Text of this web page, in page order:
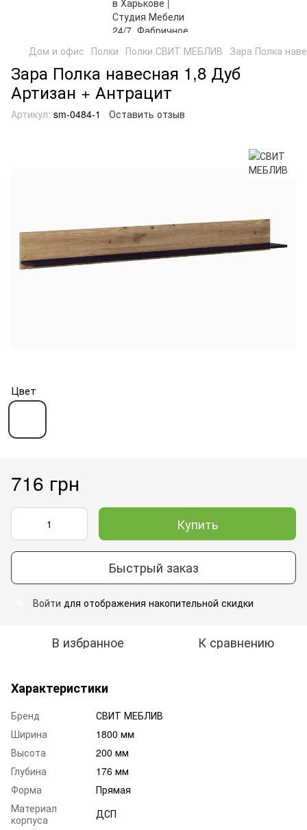
Дом и офис Полки Полки СВИТ МЕБЛИВ Зара Полка
Зара Полка навесная 1,8 Дуб
Артизан + Антрацит
Артикул: sm-0484-1 Оставить отзыв
Цвет
716 грн
Купить
Быстрый заказ
Войти для отображения накопительной скидки
В избранное К сравнению
Характеристики
Бренд
СВИТ МЕБЛИВ
Ширина
1800 мм
Высота
200 мм
Глубина
176 мм
Форма
Прямая
Материал
корпуса
ДСП